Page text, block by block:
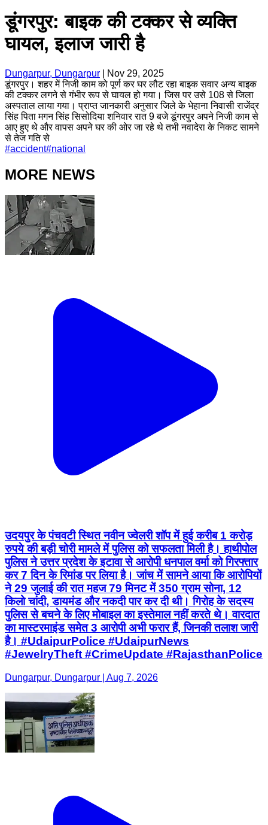
डूंगरपुर: बाइक की टक्कर से व्यक्ति
घायल, इलाज जारी है
Dungarpur, Dungarpur
Nov 29, 2025
डूंगरपुर। शहर में निजी काम को पूर्ण कर घर लौट रहा बाइक सवार अन्य बाइक
की टक्कर लगने से गंभीर रूप से घायल हो गया। जिस पर उसे 108 से जिला
अस्पताल लाया गया। प्राप्त जानकारी अनुसार जिले के भेहाना निवासी राजेंद्र
सिंह पिता मगन सिंह सिसोदिया शनिवार रात 9 बजे डूंगरपुर अपने निजी काम से
आए हुए थे और वापस अपने घर की ओर जा रहे थे तभी नवादेरा के निकट सामने
से तेज गति से
#accident#national
MORE NEWS
उदयपुर के पंचवटी स्थित नवीन ज्वेलरी शॉप में हुई करीब 1 करोड़
रुपये की बड़ी चोरी मामले में पुलिस को सफलता मिली है। हाथीपोल
पुलिस ने उत्तर प्रदेश के इटावा से आरोपी धनपाल वर्मा को गिरफ्तार
कर 7 दिन के रिमांड पर लिया है। जांच में सामने आया कि आरोपियों
ने 29 जुलाई की रात महज 79 मिनट में 350 ग्राम सोना, 12
किलो चांदी, डायमंड और नकदी पार कर दी थी। गिरोह के सदस्य
पुलिस से बचने के लिए मोबाइल का इस्तेमाल नहीं करते थे। वारदात
का मास्टरमाइंड समेत 3 आरोपी अभी फरार हैं, जिनकी तलाश जारी
है। #UdaipurPolice #UdaipurNews
#JewelryTheft #CrimeUpdate #RajasthanPolice
Dungarpur, Dungarpur | Aug 7, 2026